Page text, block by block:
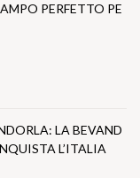
PERFETTO PE
LA BEVAND
L’ITALIA